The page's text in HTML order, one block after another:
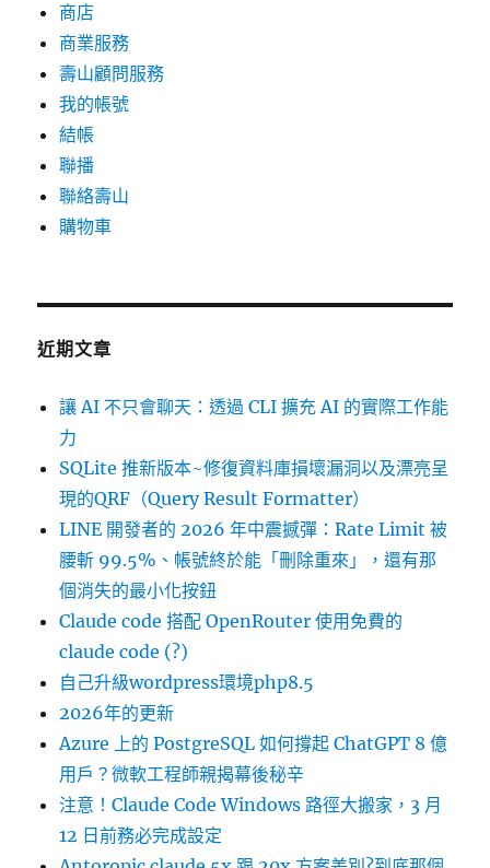
商店
商業服務
壽山顧問服務
我的帳號
結帳
聯播
聯絡壽山
購物車
近期文章
讓 AI 不只會聊天：透過 CLI 擴充 AI 的實際工作能
力
SQLite 推新版本~修復資料庫損壞漏洞以及漂亮呈
現的QRF（Query Result Formatter）
LINE 開發者的 2026 年中震撼彈：Rate Limit 被
腰斬 99.5%、帳號終於能「刪除重來」，還有那
個消失的最小化按鈕
Claude code 搭配 OpenRouter 使用免費的
claude code (?)
自己升級wordpress環境php8.5
2026年的更新
Azure 上的 PostgreSQL 如何撐起 ChatGPT 8 億
用戶？微軟工程師親揭幕後秘辛
注意！Claude Code Windows 路徑大搬家，3 月
12 日前務必完成設定